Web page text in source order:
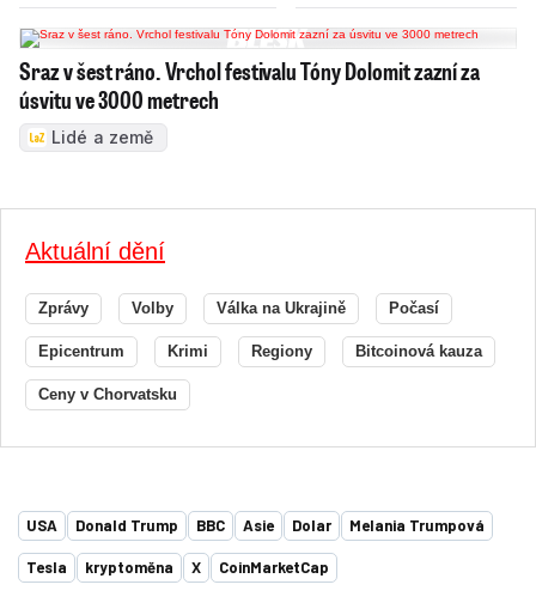
Sraz v šest ráno. Vrchol festivalu Tóny Dolomit zazní za
úsvitu ve 3000 metrech
Lidé a země
Aktuální dění
Zprávy Volby Válka na Ukrajině Počasí
Epicentrum Krimi Regiony Bitcoinová kauza
Ceny v Chorvatsku
USA Donald Trump BBC Asie Dolar Melania Trumpová
Tesla kryptoměna X CoinMarketCap